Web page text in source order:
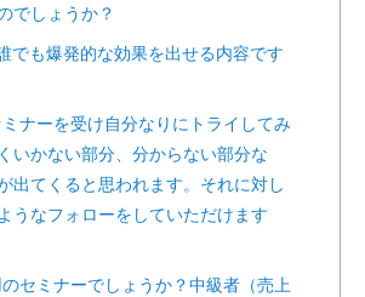
でしょうか？
でも爆発的な効果を出せる内容です
ナーを受け自分なりにトライしてみ
いかない部分、分からない部分な
出てくると思われます。それに対し
うなフォローをしていただけます
セミナーでしょうか？中級者（売上